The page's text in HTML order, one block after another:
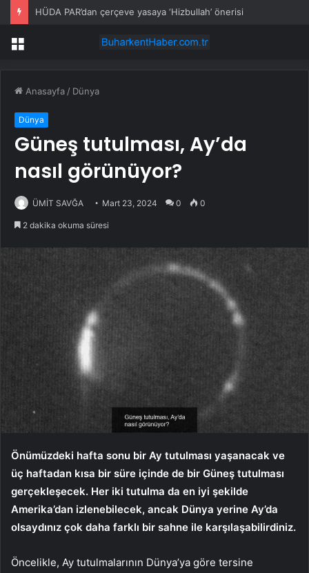
HÜDA PAR’dan çerçeve yasaya ‘Hizbullah’ önerisi
Menü
Anasayfa / Dünya
Dünya
Güneş tutulması, Ay’da
nasıl görünüyor?
ÜMİT SAVĞA Mart 23, 2024 0 0
2 dakika okuma süresi
Önümüzdeki hafta sonu bir Ay tutulması yaşanacak ve
üç haftadan kısa bir süre içinde de bir Güneş tutulması
gerçekleşecek. Her iki tutulma da en iyi şekilde
Amerika’dan izlenebilecek, ancak Dünya yerine Ay’da
olsaydınız çok daha farklı bir sahne ile karşılaşabilirdiniz.
Öncelikle, Ay tutulmalarının Dünya’ya göre tersine